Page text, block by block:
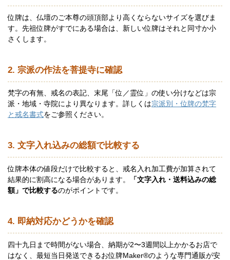
位牌は、仏壇のご本尊の頭頂部より高くならないサイズを選びま
す。先祖位牌がすでにある場合は、新しい位牌はそれと同寸か小
さくします。
2. 宗派の作法を菩提寺に確認
梵字の有無、戒名の表記、末尾「位／霊位」の使い分けなどは宗
派・地域・寺院により異なります。詳しくは宗派別・位牌の梵字
と戒名書式をご参照ください。
3. 文字入れ込みの総額で比較する
位牌本体の値段だけで比較すると、戒名入れ加工費が加算されて
結果的に割高になる場合があります。
「文字入れ・送料込みの総
額」で比較するのがポイントです。
4. 即納対応かどうかを確認
四十九日まで時間がない場合、納期が2〜3週間以上かかるお店で
はなく、最短当日発送できるお位牌Maker®のような専門通販が安